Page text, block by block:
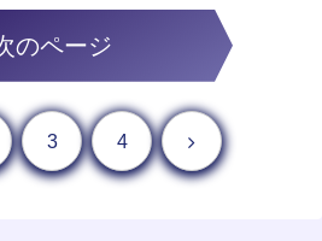
のページ
3 4